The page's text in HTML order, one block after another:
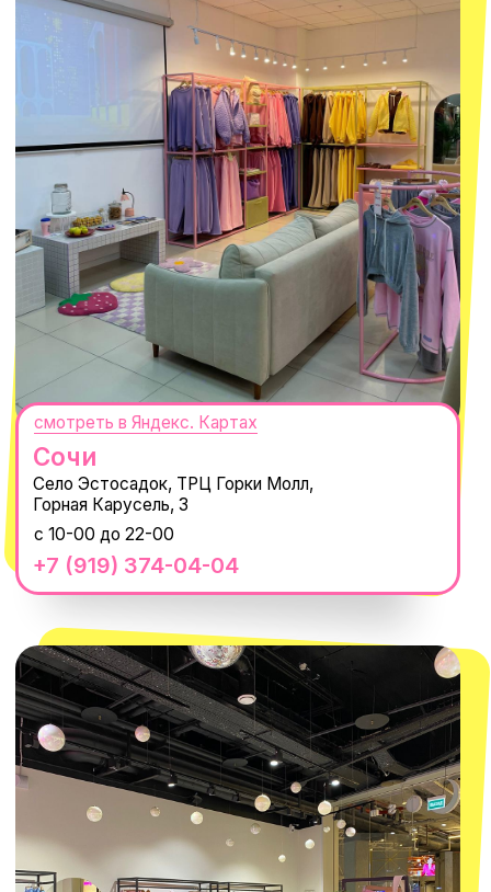
ИП Проворный Алексей Алексеевич
ИНН 667114098580
ОГРНИП 320665800076581
Telegram
WhatsApp
8 800 550-06-92
macrocosm_store@mail.ru
КОНТАКТЫ
Оплата долями
Size guide
Обмен и возврат
ПОКУПАТЕЛЯМ
Вакансии
Реквизиты
Магазины
Наши путешествия
Наши проекты
Новости
Каталог
О КОМПАНИИ
© 2021-2025 Macrocosm ®
Нажимая "Подписаться", вы соглашаетесь с
Политикой обработки
персональных данныхиСогласием на рассылку электронных
сообщений
ПОДПИСАТЬСЯ
СЕКРЕТНЫЕ ПРОМОКОДЫ, ПРИГЛАШЕНИЯ
НА МЕРОПРИЯТИЯ И АНОНСЫ НОВИНОК
@MACROCOSM_STORE
MACROCOSM
300'000+ подписчиков
14'000+ подписчиков в нашем Telegram-
канале
Оферта
Пользовательское соглашение
Политика обработки персональных
данных